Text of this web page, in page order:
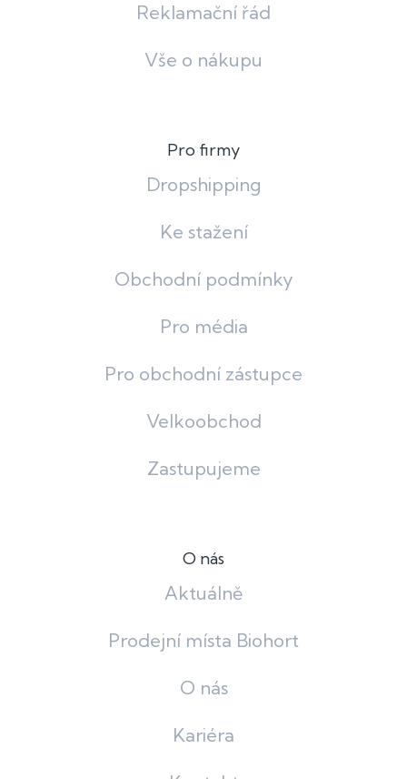
Reklamační řád
Vše o nákupu
Pro firmy
Dropshipping
Ke stažení
Obchodní podmínky
Pro média
Pro obchodní zástupce
Velkoobchod
Zastupujeme
O nás
Aktuálně
Prodejní místa Biohort
O nás
Kariéra